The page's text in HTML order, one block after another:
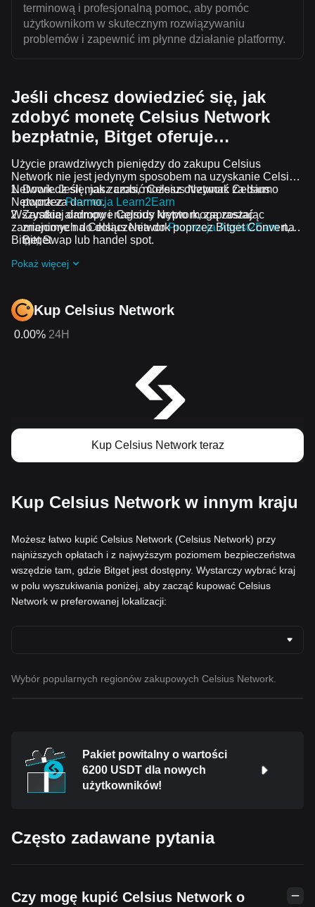
terminową i profesjonalną pomoc, aby pomóc
użytkownikom w skutecznym rozwiązywaniu
problemów i zapewnić im płynne działanie platformy.
Jeśli chcesz dowiedzieć się, jak
zdobyć monetę Celsius Network
bezpłatnie, Bitget oferuje…
Użycie prawdziwych pieniędzy do zakupu Celsius
Network nie jest jedynym sposobem na uzyskanie Celsius
Network. Jeśli masz czas, możesz otrzymać Celsius
Network za darmo.
Dowiedz się, jak zarobić Celsius Network za darmo
poprzezPromocja Learn2Earn
Zarabiaj darmowe Celsius Network, zapraszając
znajomych do dołączenia doPromocja Assist2Earnna
Bitget.
dołączając do
Wszystkie airdropy i nagrody krypto mogą zostać
zamienione na Celsius Network poprzez Bitget Convert,
Bitget Swap lub handel spot.
Pokaż więcej
Kup Celsius Network
0.00% 24H
Kup Celsius Network teraz
Kup Celsius Network w innym kraju
Możesz łatwo kupić Celsius Network (Celsius Network) przy
najniższych opłatach i z najwyższym poziomem bezpieczeństwa
wszędzie tam, gdzie Bitget jest dostępny. Wystarczy wybrać kraj
w polu wyszukiwania poniżej, aby zacząć kupować Celsius
Network w preferowanej lokalizacji:
Wybór popularnych regionów zakupowych Celsius Network.
Pakiet powitalny o wartości
6200 USDT dla nowych
użytkowników!
Często zadawane pytania
Czy mogę kupić Celsius Network o